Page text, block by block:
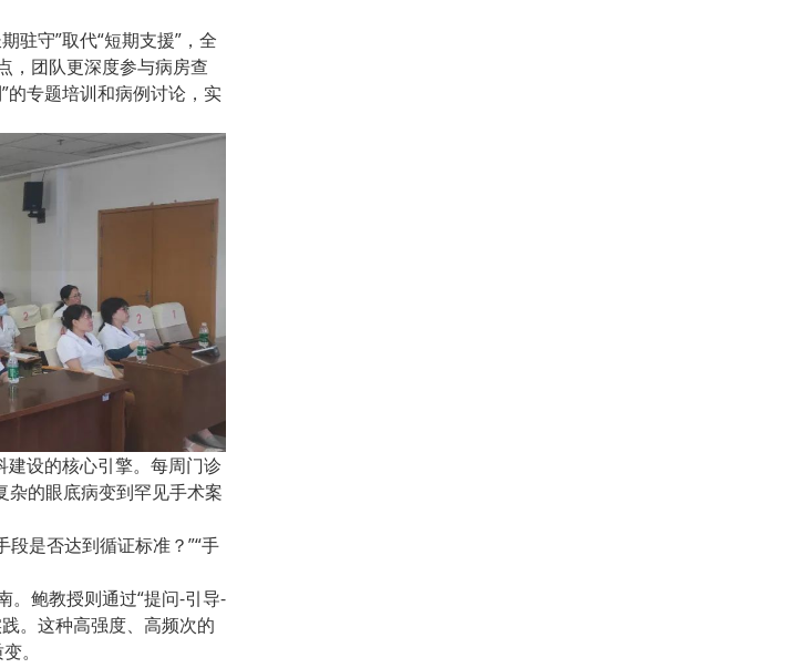
驻守”取代“短期支援”，全
，团队更深度参与病房查
的专题培训和病例讨论，实
建设的核心引擎。每周门诊
杂的眼底病变到罕见手术案
段是否达到循证标准？”“手
。鲍教授则通过“提问-引导-
。这种高强度、高频次的
。